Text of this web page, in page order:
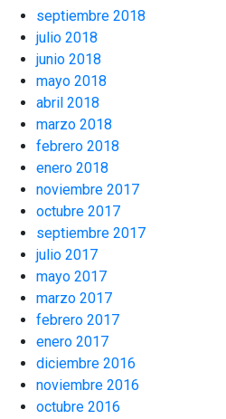
septiembre 2018
julio 2018
junio 2018
mayo 2018
abril 2018
marzo 2018
febrero 2018
enero 2018
noviembre 2017
octubre 2017
septiembre 2017
julio 2017
mayo 2017
marzo 2017
febrero 2017
enero 2017
diciembre 2016
noviembre 2016
octubre 2016